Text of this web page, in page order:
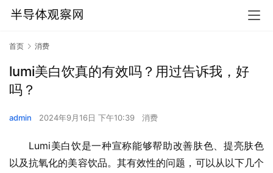
首页 消费
lumi美白饮真的有效吗？用过告诉我，好
吗？
admin 2024年9月16日 下午10:39 消费
Lumi美白饮是一种宣称能够帮助改善肤色、提亮肤色
以及抗氧化的美容饮品。其有效性的问题，可以从以下几个